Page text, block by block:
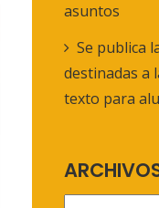
asuntos
Se publica
destinadas a
texto para